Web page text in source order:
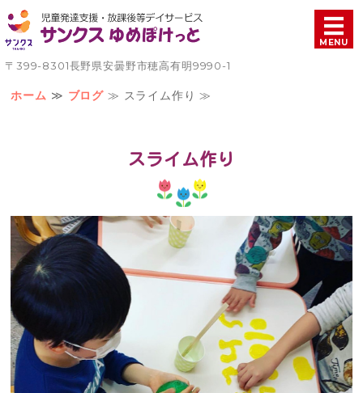
児童発達支援・放課後
〒399-8301長野県安曇野市穂高有明9990-1
MENU
ホーム
お問い合わせ
ホーム ≫ ブログ ≫ スライム作り ≫
スライム作り